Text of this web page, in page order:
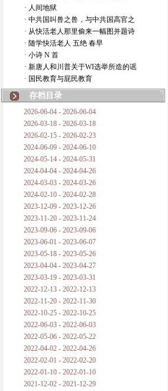
· 人间地狱
· 中共国叫兽之兽，与中共国高官之
· 从快活老人那里偷来一幅图并题诗
· 随学快活老人 五绝 春早
· 小诗 N 首
· 新唐人和川普关于WI选举所造的谣
· 国民教育与屁民教育
存档目录
2026-06-04 - 2026-06-04
2026-03-18 - 2026-03-18
2026-02-15 - 2026-02-23
2024-06-09 - 2024-06-10
2024-05-14 - 2024-05-31
2024-04-04 - 2024-04-26
2024-03-03 - 2024-03-26
2024-02-10 - 2024-02-28
2023-12-09 - 2023-12-26
2023-11-20 - 2023-11-24
2023-09-06 - 2023-09-06
2023-06-01 - 2023-06-07
2023-05-18 - 2023-05-26
2023-04-04 - 2023-04-27
2023-03-19 - 2023-03-31
2022-12-13 - 2022-12-13
2022-11-20 - 2022-11-30
2022-10-25 - 2022-10-25
2022-06-03 - 2022-06-03
2022-05-06 - 2022-05-22
2022-04-02 - 2022-04-26
2022-02-01 - 2022-02-20
2022-01-10 - 2022-01-10
2021-12-02 - 2021-12-29